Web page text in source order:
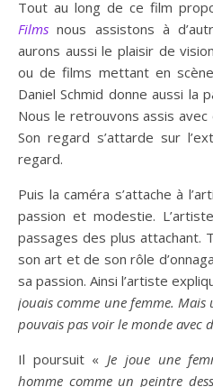
Tout au long de ce film
Films nous assistons à
aurons aussi le plaisir de
ou de films mettant en scène
Daniel Schmid donne aussi la
Nous le retrouvons assis
Son regard s’attarde sur
regard.
Puis la caméra s’attache à
passion et modestie.
passages des plus attachant.
son art et de son rôle
sa passion. Ainsi l’artiste
jouais comme une femme.
pouvais pas voir le monde avec
Il poursuit «Je joue une
homme comme un peintre